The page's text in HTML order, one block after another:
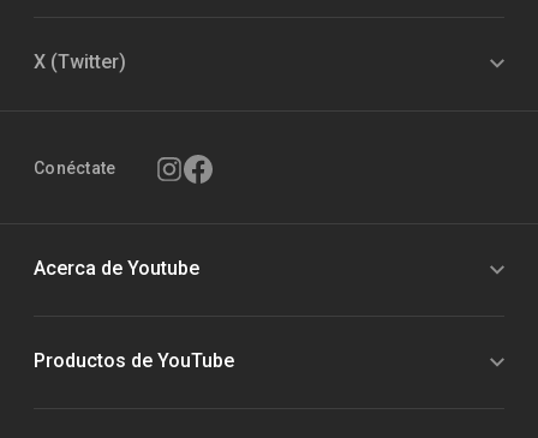
X (Twitter)
Conéctate
Acerca de Youtube
Productos de YouTube